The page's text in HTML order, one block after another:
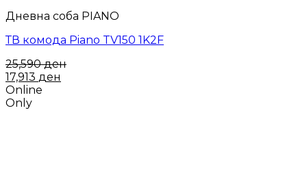
Дневна соба PIANO
ТВ комода Piano TV150 1K2F
25,590ден
17,913 ден
Online
Only